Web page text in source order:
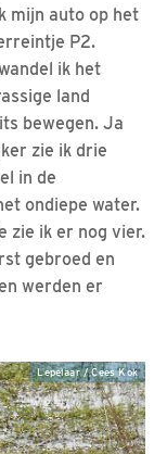
mijn auto op het
P2.
ik het
land
bewegen. Ja
zie ik drie
in de
ondiepe water.
zie ik er nog vier.
gebroed en
werden er
Lepelaar / Cees Kok